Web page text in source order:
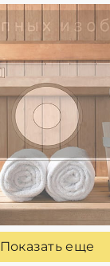
Показать еще